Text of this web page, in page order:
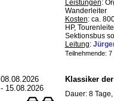
Leistungen:
Wanderleiter
Kosten: ca.
HP,
Sektionsbus
Leitung:
Teilnehmende:
08.08.2026
- 15.08.2026
Klassiker
Dauer: 8